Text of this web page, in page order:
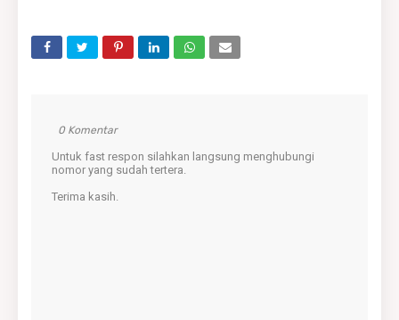
0 Komentar
Untuk fast respon silahkan langsung menghubungi
nomor yang sudah tertera.
Terima kasih.